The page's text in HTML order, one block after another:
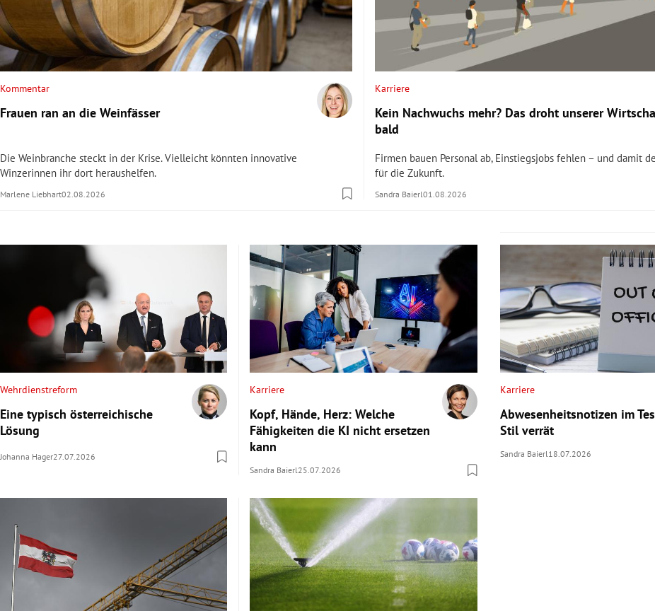
Untermenü
Untermenü
Untermenü
Untermenü
Kommentar
Frauen ran an die Weinfässer
Die Weinbranche steckt in der Krise. Vielleicht könnten innovative
Winzerinnen ihr dort heraushelfen.
Marlene Liebhart02.08.2026
Karriere
Kein Nachwuchs mehr? Das droht unserer
bald
Firmen bauen Personal ab, Einstiegsjobs fehlen – und damit
für die Zukunft.
Sandra Baierl01.08.2026
Wehrdienstreform
Eine typisch österreichische
Lösung
Johanna Hager27.07.2026
Karriere
Kopf, Hände, Herz: Welche
Fähigkeiten die KI nicht ersetzen
kann
Sandra Baierl25.07.2026
Karriere
Abwesenheitsnotizen im
Stil verrät
Sandra Baierl18.07.2026